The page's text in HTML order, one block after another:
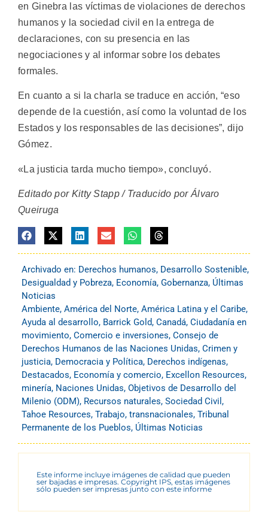
en Ginebra las víctimas de violaciones de derechos
humanos y la sociedad civil en la entrega de
declaraciones, con su presencia en las
negociaciones y al informar sobre los debates
formales.
En cuanto a si la charla se traduce en acción, “eso
depende de la cuestión, así como la voluntad de los
Estados y los responsables de las decisiones”, dijo
Gómez.
«La justicia tarda mucho tiempo», concluyó.
Editado por Kitty Stapp / Traducido por Álvaro
Queiruga
Archivado en: Derechos humanos, Desarrollo Sostenible,
Desigualdad y Pobreza, Economía, Gobernanza, Últimas
Noticias
Ambiente, América del Norte, América Latina y el Caribe,
Ayuda al desarrollo, Barrick Gold, Canadá, Ciudadanía en
movimiento, Comercio e inversiones, Consejo de
Derechos Humanos de las Naciones Unidas, Crimen y
justicia, Democracia y Política, Derechos indígenas,
Destacados, Economía y comercio, Excellon Resources,
minería, Naciones Unidas, Objetivos de Desarrollo del
Milenio (ODM), Recursos naturales, Sociedad Civil ,
Tahoe Resources, Trabajo, transnacionales, Tribunal
Permanente de los Pueblos, Últimas Noticias
Este informe incluye imágenes de calidad que pueden
ser bajadas e impresas. Copyright IPS, estas imágenes
sólo pueden ser impresas junto con este informe